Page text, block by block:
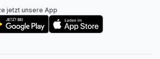
jetzt unsere App